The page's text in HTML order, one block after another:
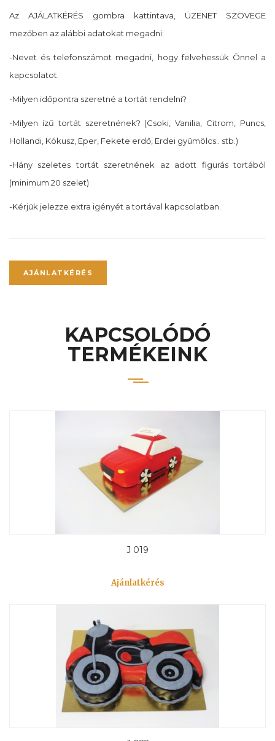
Az AJÁLATKÉRÉS gombra kattintava, ÜZENET SZÖVEGE
mezőben az alábbi adatokat megadni:
-Nevet és telefonszámot megadni, hogy felvehessük Önnel a
kapcsolatot.
-Milyen időpontra szeretné a tortát rendelni?
-Milyen ízű tortát szeretnének? (Csoki, Vanilia, Citrom, Puncs,
Hollandi, Kókusz, Eper, Fekete erdő, Erdei gyümölcs.. stb.)
-Hány szeletes tortát szeretnének az adott figurás tortából
(minimum 20 szelet)
-Kérjük jelezze extra igényét a tortával kapcsolatban.
AJÁNLATKÉRÉS
KAPCSOLÓDÓ
TERMÉKEINK
J 019
Ajánlatkérés